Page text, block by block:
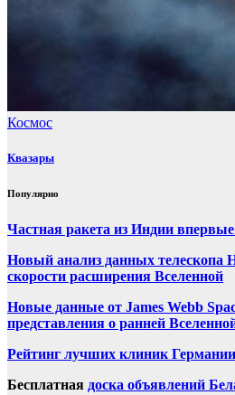
Космос
Квазары
Популярно
Частная ракета из Индии
Новый анализ данных телескопа
скорости расширения Вселенной
Новые данные от James Webb
представления о ранней
Рейтинг лучших клиник Германии
Бесплатная доска объявлений